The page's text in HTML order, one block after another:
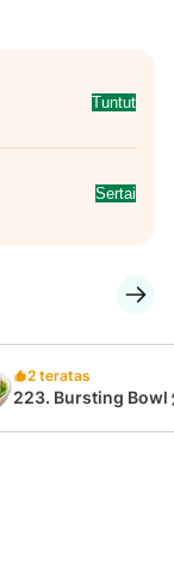
Tuntut
Sertai
2 teratas
223. Bursting Bowl